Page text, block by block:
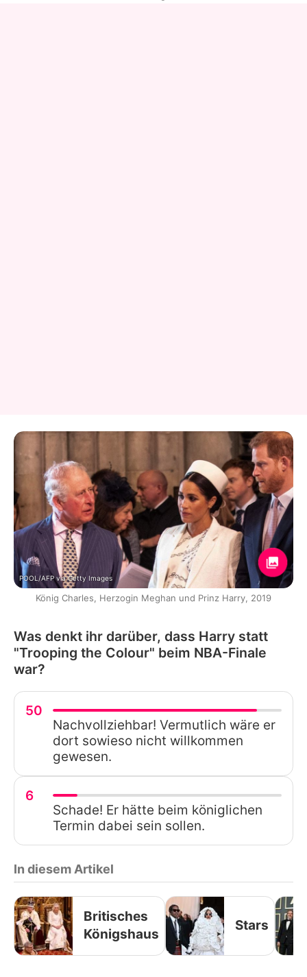
POOL/AFP via Getty Images
König Charles, Herzogin Meghan und Prinz Harry, 2019
Was denkt ihr darüber, dass Harry statt
"Trooping the Colour" beim NBA-Finale
war?
50
Nachvollziehbar! Vermutlich wäre er
dort sowieso nicht willkommen
gewesen.
6
Schade! Er hätte beim königlichen
Termin dabei sein sollen.
In diesem Artikel
Britisches
Königshaus
Stars